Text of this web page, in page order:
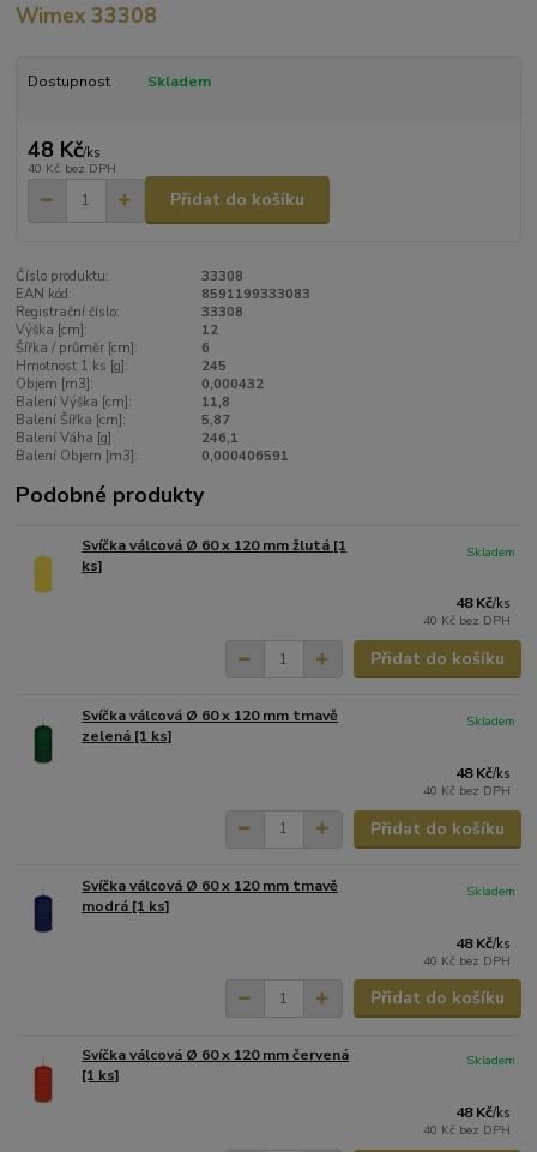
Wimex 33308
Dostupnost Skladem
48 Kč/ks
40 Kč bez DPH
Přidat do košíku
Číslo produktu:
33308
EAN kód:
8591199333083
Registrační číslo:
33308
Výška [cm]:
12
Šířka / průměr [cm]:
6
Hmotnost 1 ks [g]:
245
Objem [m3]:
0,000432
Balení Výška [cm]:
11,8
Balení Šířka [cm]:
5,87
Balení Váha [g]:
246,1
Balení Objem [m3]:
0,000406591
Podobné produkty
Svíčka válcová Ø 60 x 120 mm žlutá [1
ks]
48 Kč/ks
40 Kč bez DPH
Skladem
Přidat do košíku
Svíčka válcová Ø 60 x 120 mm tmavě
zelená [1 ks]
48 Kč/ks
40 Kč bez DPH
Skladem
Přidat do košíku
Svíčka válcová Ø 60 x 120 mm tmavě
modrá [1 ks]
48 Kč/ks
40 Kč bez DPH
Skladem
Přidat do košíku
Svíčka válcová Ø 60 x 120 mm červená
[1 ks]
48 Kč/ks
40 Kč bez DPH
Skladem